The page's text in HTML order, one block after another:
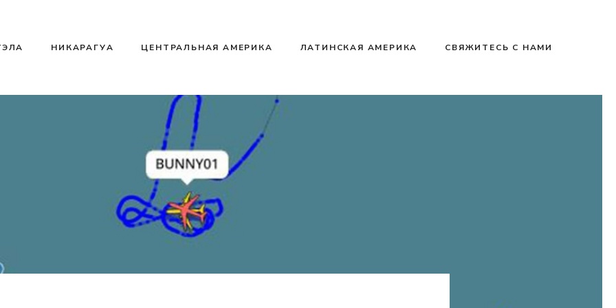
НИКАРАГУА ЦЕНТРАЛЬНАЯ АМЕРИКА ЛАТИНСКАЯ АМЕРИКА СВЯЖИТЕСЬ С НАМИ